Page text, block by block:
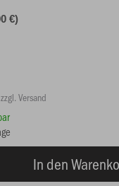
€)
Versand
In den